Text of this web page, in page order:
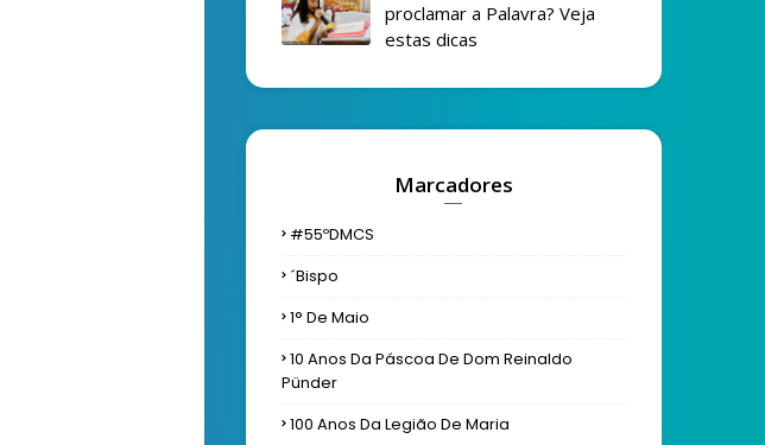
proclamar a Palavra? Veja
estas dicas
Marcadores
#55ºDMCS
´bispo
1° De Maio
10 Anos Da Páscoa De Dom Reinaldo
Pünder
100 Anos Da Legião De Maria